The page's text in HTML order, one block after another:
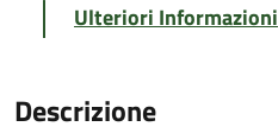
Ulteriori Informazioni
Descrizione